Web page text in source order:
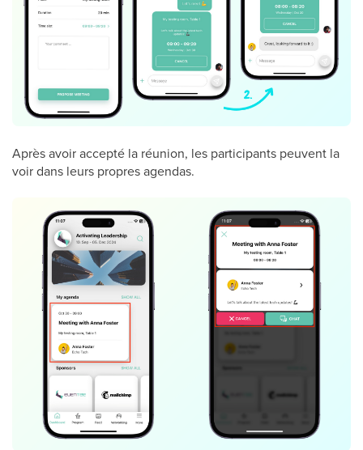
Après avoir accepté la réunion, les participants peuvent la
voir dans leurs propres agendas.